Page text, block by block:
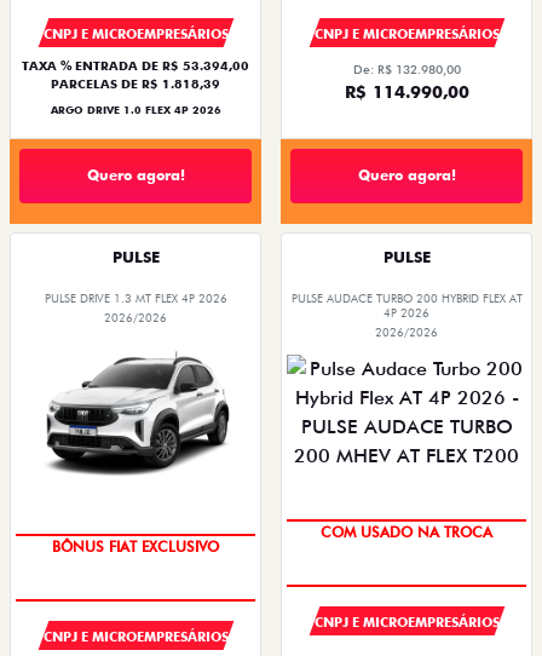
CNPJ E MICROEMPRESÁRIOS
TAXA % ENTRADA DE R$ 53.394,00
PARCELAS DE R$ 1.818,39
ARGO DRIVE 1.0 FLEX 4P 2026
Quero agora!
CNPJ E MICROEMPRESÁRIOS
De: R$ 132.980,00
R$ 114.990,00
Quero agora!
PULSE
PULSE DRIVE 1.3 MT FLEX 4P 2026
2026/2026
BÔNUS FIAT EXCLUSIVO
CNPJ E MICROEMPRESÁRIOS
PULSE
PULSE AUDACE TURBO 200 HYBRID FLEX AT
4P 2026
2026/2026
COM USADO NA TROCA
CNPJ E MICROEMPRESÁRIOS